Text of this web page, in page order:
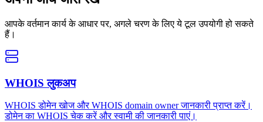
आपके वर्तमान कार्य के आधार पर, अगले चरण के लिए ये टूल उपयोगी हो सकते
हैं।
WHOIS लुकअप
WHOIS डोमेन खोज और WHOIS domain owner जानकारी प्राप्त करें।
डोमेन का WHOIS चेक करें और स्वामी की जानकारी पाएं।